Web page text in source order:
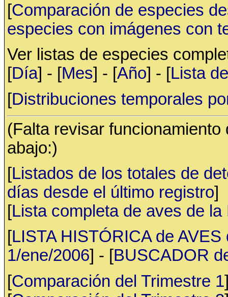
[Comparación de especies
especies con imágenes con
Ver listas de especies
[Día] - [Mes] - [Año] - [Lista
[Distribuciones temporales
(Falta revisar
abajo:)
[Listados de los totales de
días desde el último registro]
[Lista completa de aves de
[LISTA HISTÓRICA de
1/ene/2006] - [BUSCADOR
[Comparación del Trimestre 1